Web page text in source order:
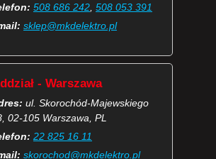
508 686 242 508 053 391
sklep@mkdelektro.pl
- Warszawa
ul. Skorochód-Majewskiego
02-105 Warszawa, PL
22 825 16 11
skorochod@mkdelektro.pl